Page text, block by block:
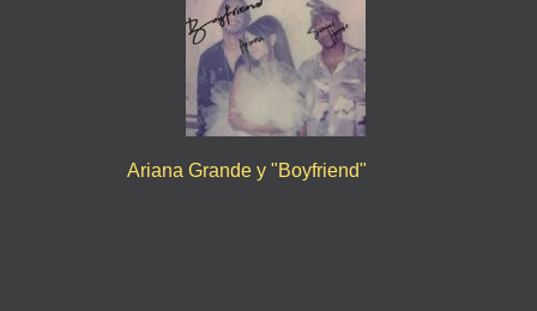
Ariana Grande y "Boyfriend"